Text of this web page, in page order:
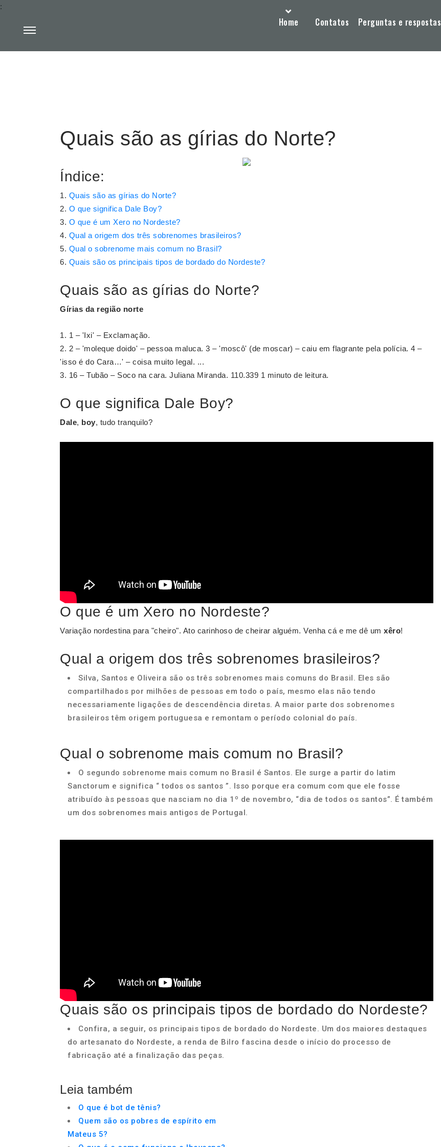
Home Contatos Perguntas e respostas
:
Quais são as gírias do Norte?
Índice:
Quais são as gírias do Norte?
O que significa Dale Boy?
O que é um Xero no Nordeste?
Qual a origem dos três sobrenomes brasileiros?
Qual o sobrenome mais comum no Brasil?
Quais são os principais tipos de bordado do Nordeste?
Quais são as gírias do Norte?
Gírias da região norte
1 – 'Ixi' – Exclamação.
2 – 'moleque doido' – pessoa maluca. 3 – 'moscô' (de moscar) – caiu em flagrante pela polícia. 4 –
'isso é do Cara…' – coisa muito legal. ...
16 – Tubão – Soco na cara. Juliana Miranda. 110.339 1 minuto de leitura.
O que significa Dale Boy?
Dale, boy, tudo tranquilo?
O que é um Xero no Nordeste?
Variação nordestina para "cheiro". Ato carinhoso de cheirar alguém. Venha cá e me dê um xêro!
Qual a origem dos três sobrenomes brasileiros?
Silva, Santos e Oliveira são os três sobrenomes mais comuns do Brasil. Eles são
compartilhados por milhões de pessoas em todo o país, mesmo elas não tendo
necessariamente ligações de descendência diretas. A maior parte dos sobrenomes
brasileiros têm origem portuguesa e remontam o período colonial do país.
Qual o sobrenome mais comum no Brasil?
O segundo sobrenome mais comum no Brasil é Santos. Ele surge a partir do latim
Sanctorum e significa “ todos os santos ”. Isso porque era comum com que ele fosse
atribuído às pessoas que nasciam no dia 1º de novembro, “dia de todos os santos”. É também
um dos sobrenomes mais antigos de Portugal.
Quais são os principais tipos de bordado do Nordeste?
Confira, a seguir, os principais tipos de bordado do Nordeste. Um dos maiores destaques
do artesanato do Nordeste, a renda de Bilro fascina desde o início do processo de
fabricação até a finalização das peças.
Leia também
O que é bot de tênis?
Quem são os pobres de espírito em
Mateus 5?